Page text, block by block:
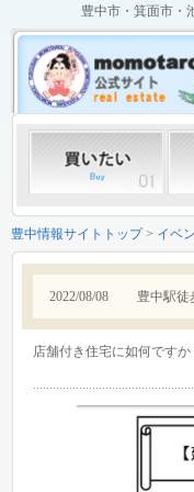
豊中市・箕面市・
豊中情報サイトトップ> イベ
2022/08/08 豊中駅徒
店舗付き住宅に如何ですか